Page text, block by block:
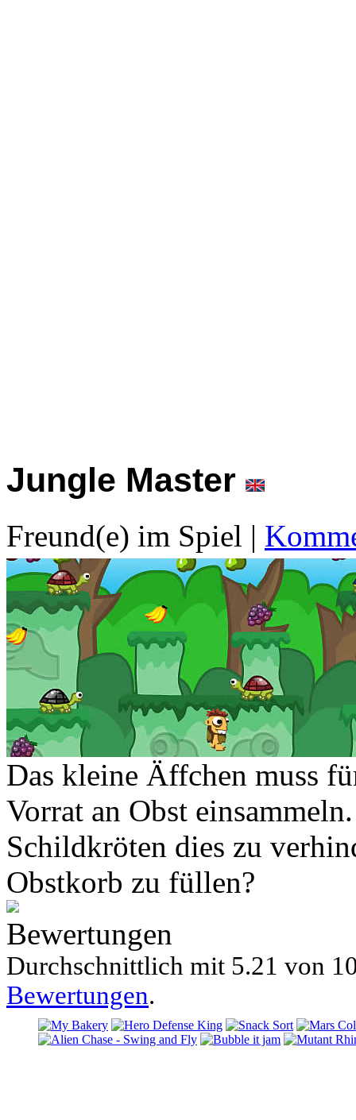
Jungle Master
Freund(e) im Spiel |
Das kleine Äffchen muss
Vorrat an Obst
Schildkröten dies zu
Obstkorb zu füllen?
Bewertungen
Durchschnittlich mit 5.21 von
Bewertungen.